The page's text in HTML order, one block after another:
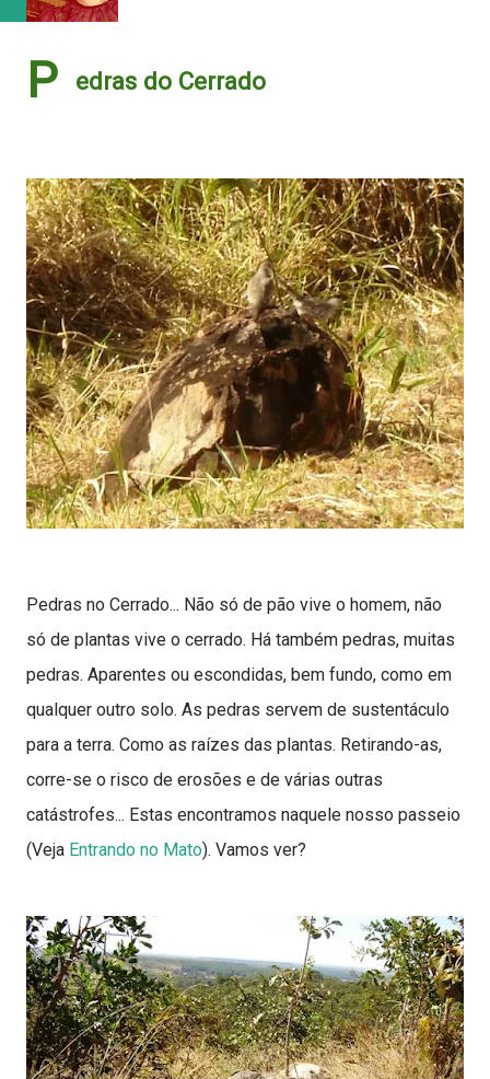
P edras do Cerrado
Pedras no Cerrado... Não só de pão vive o homem, não
só de plantas vive o cerrado. Há também pedras, muitas
pedras. Aparentes ou escondidas, bem fundo, como em
qualquer outro solo. As pedras servem de sustentáculo
para a terra. Como as raízes das plantas. Retirando-as,
corre-se o risco de erosões e de várias outras
catástrofes... Estas encontramos naquele nosso passeio
(Veja Entrando no Mato). Vamos ver?